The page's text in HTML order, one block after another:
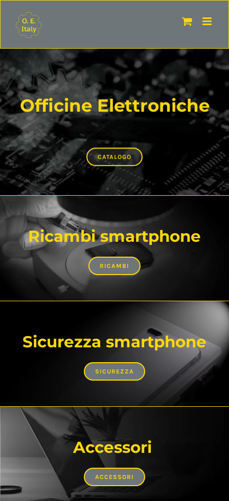
contenuto
Officine Elettroniche
CATALOGO
Ricambi smartphone
RICAMBI
Sicurezza smartphone
SICUREZZA
Accessori
ACCESSORI